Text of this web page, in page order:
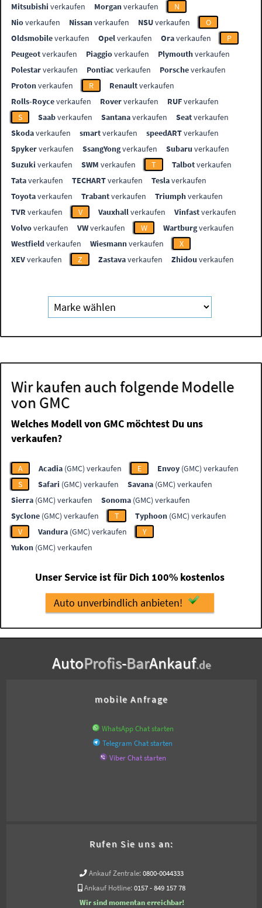
Mitsubishi verkaufen Morganverkaufen
N
Nioverkaufen Nissanverkaufen NSUverkaufen
O
Oldsmobileverkaufen Opelverkaufen Oraverkaufen
P
Peugeotverkaufen Piaggioverkaufen Plymouthverkaufen
Polestarverkaufen Pontiac verkaufen Porscheverkaufen
Protonverkaufen R Renaultverkaufen
Rolls-Royceverkaufen Roververkaufen RUFverkaufen
S
Saabverkaufen Santanaverkaufen Seatverkaufen
Skodaverkaufen smartverkaufen speedARTverkaufen
Spykerverkaufen SsangYongverkaufen Subaru verkaufen
Suzuki verkaufen SWM verkaufen T Talbotverkaufen
Tataverkaufen TECHARTverkaufen Teslaverkaufen
Toyotaverkaufen Trabantverkaufen Triumphverkaufen
TVR verkaufen V Vauxhallverkaufen Vinfastverkaufen
Volvoverkaufen VWverkaufen W Wartburgverkaufen
Westfieldverkaufen Wiesmannverkaufen
X
XEVverkaufen Z Zastavaverkaufen Zhidou verkaufen
Wir kaufen auch folgende Modelle
von GMC
Welches Modell von GMC möchtest Du uns
verkaufen?
A Acadia (GMC) verkaufen E Envoy (GMC) verkaufen
S
Safari (GMC) verkaufen Savana (GMC) verkaufen
Sierra (GMC) verkaufen Sonoma (GMC) verkaufen
Syclone (GMC) verkaufen T Typhoon (GMC) verkaufen
V
Vandura (GMC) verkaufen
Y
Yukon (GMC) verkaufen
Unser Service ist für Dich 100% kostenlos
Auto unverbindlich anbieten!
AutoProfis-BarAnkauf.de
mobile Anfrage
WhatsApp Chat starten
Telegram Chat starten
Viber Chat starten
Rufen Sie uns an:
Ankauf Zentrale: 0800-0044333
Ankauf Hotline: 0157 - 849 157 78
Wir sind momentan erreichbar!